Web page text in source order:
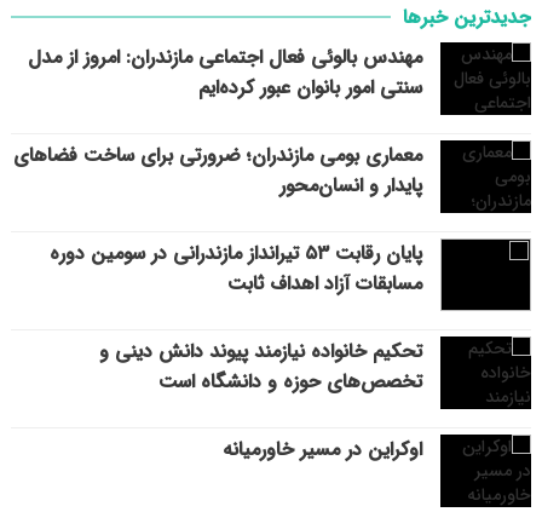
جدیدترین خبرها
مهندس بالوئی فعال اجتماعی مازندران: امروز از مدل
سنتی امور بانوان عبور کرده‌ایم
معماری بومی مازندران؛ ضرورتی برای ساخت فضاهای
پایدار و انسان‌محور
پایان رقابت ۵۳ تیرانداز مازندرانی در سومین دوره
مسابقات آزاد اهداف ثابت
تحکیم خانواده نیازمند پیوند دانش دینی و
تخصص‌های حوزه و دانشگاه است
اوکراین در مسیر خاورمیانه